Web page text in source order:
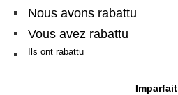
Nous avons rabattu
Vous avez rabattu
Ils ont rabattu
Imparfait